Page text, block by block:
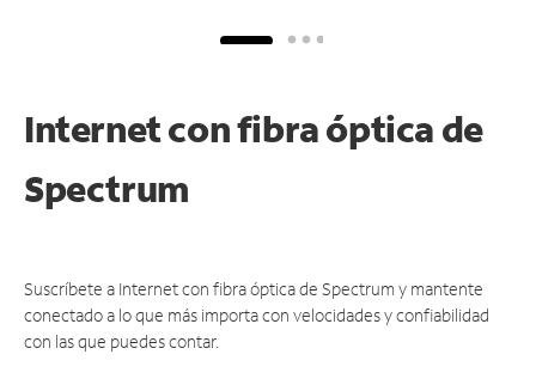
Internet con fibra óptica de
Spectrum
Suscríbete a Internet con fibra óptica de Spectrum y mantente
conectado a lo que más importa con velocidades y confiabilidad
con las que puedes contar.